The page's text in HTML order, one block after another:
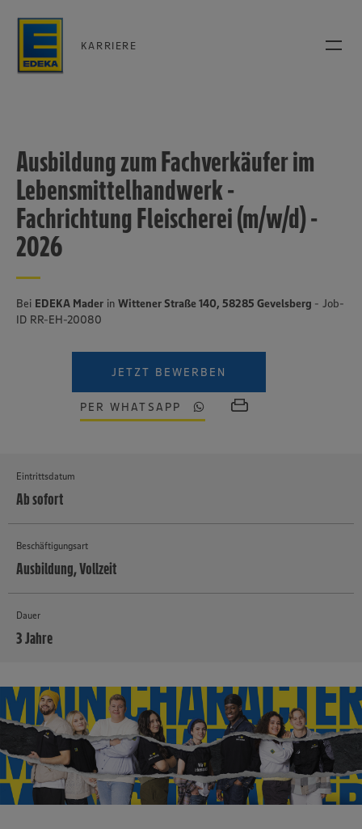
KARRIERE
Ausbildung zum Fachverkäufer im
Lebensmittelhandwerk -
Fachrichtung Fleischerei (m/w/d) -
2026
Bei EDEKA Mader in Wittener Straße 140, 58285 Gevelsberg - Job-
ID RR-EH-20080
JETZT BEWERBEN
PER WHATSAPP
Eintrittsdatum
Ab sofort
Beschäftigungsart
Ausbildung, Vollzeit
Dauer
3 Jahre